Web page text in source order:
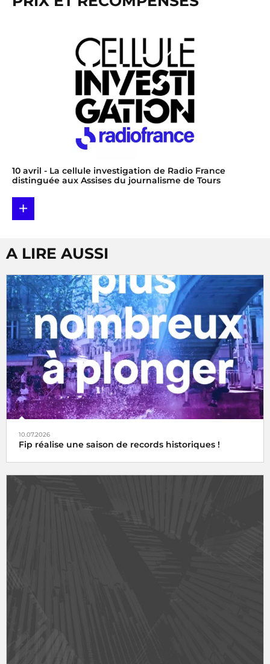
10 avril - La cellule investigation de Radio France
distinguée aux Assises du journalisme de Tours
+
A LIRE AUSSI
10.07.2026
Fip réalise une saison de records historiques !